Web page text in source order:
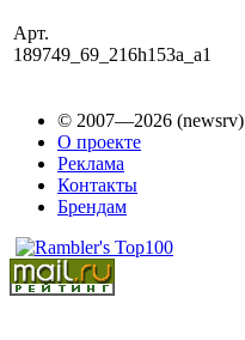
Арт.
189749_69_216h153a_a1
© 2007—2026 (newsrv)
О проекте
Реклама
Контакты
Брендам